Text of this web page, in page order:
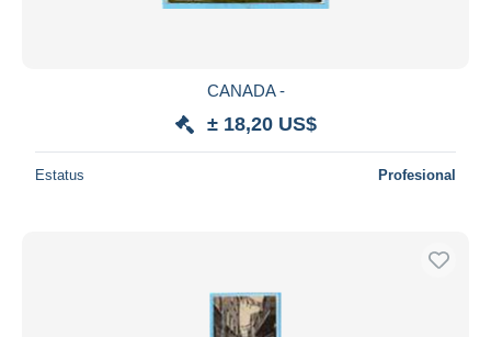
CANADA -
± 18,20 US$
Estatus Profesional